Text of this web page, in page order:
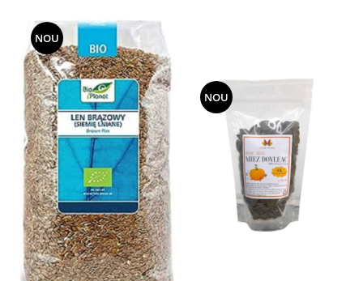
Îmbătrânire
Întineritor al pielii
Întreținere ten
Înțepături de insecte
NOU
NOU